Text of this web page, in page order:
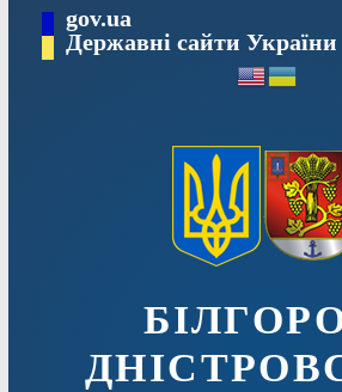
вмісту
gov.ua
Державні сайти України